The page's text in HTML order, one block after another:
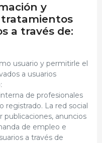
y
tratamientos
a través de:
usuario y permitirle el
a usuarios
de profesionales
registrado. La red social
publicaciones, anuncios
de empleo e
a través de